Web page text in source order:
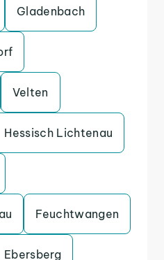
Gladenbach
Velten
Hessisch Lichtenau
Feuchtwangen
Ebersberg